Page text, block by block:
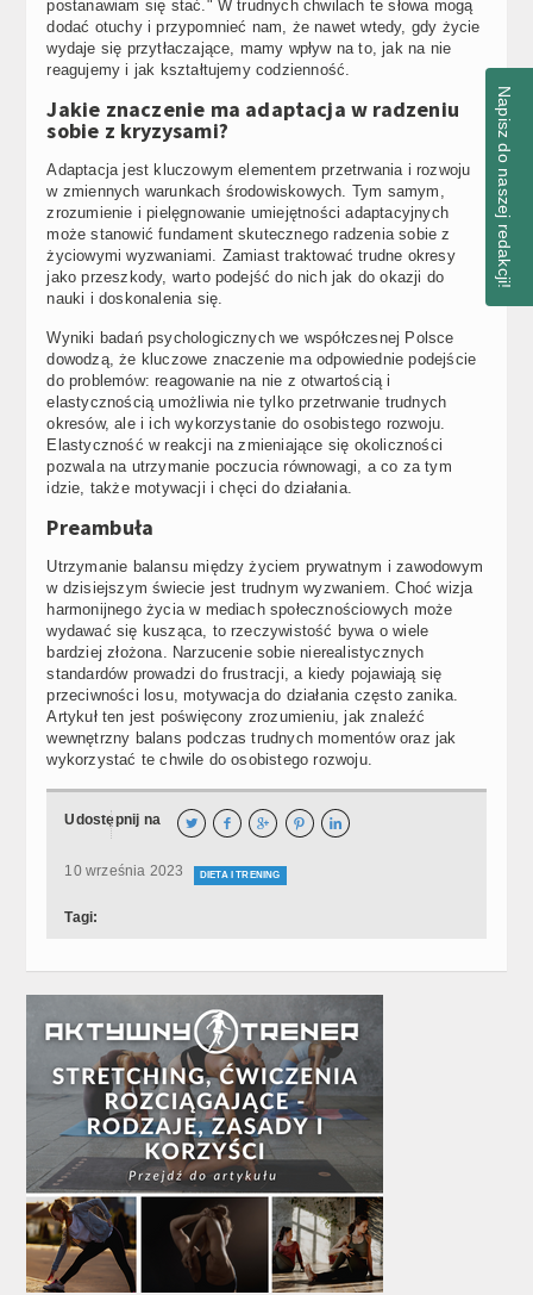
postanawiam się stać." W trudnych chwilach te słowa mogą
dodać otuchy i przypomnieć nam, że nawet wtedy, gdy życie
wydaje się przytłaczające, mamy wpływ na to, jak na nie
reagujemy i jak kształtujemy codzienność.
Jakie znaczenie ma adaptacja w radzeniu
sobie z kryzysami?
Adaptacja jest kluczowym elementem przetrwania i rozwoju
w zmiennych warunkach środowiskowych. Tym samym,
zrozumienie i pielęgnowanie umiejętności adaptacyjnych
może stanowić fundament skutecznego radzenia sobie z
życiowymi wyzwaniami. Zamiast traktować trudne okresy
jako przeszkody, warto podejść do nich jak do okazji do
nauki i doskonalenia się.
Wyniki badań psychologicznych we współczesnej Polsce
dowodzą, że kluczowe znaczenie ma odpowiednie podejście
do problemów: reagowanie na nie z otwartością i
elastycznością umożliwia nie tylko przetrwanie trudnych
okresów, ale i ich wykorzystanie do osobistego rozwoju.
Elastyczność w reakcji na zmieniające się okoliczności
pozwala na utrzymanie poczucia równowagi, a co za tym
idzie, także motywacji i chęci do działania.
Preambuła
Utrzymanie balansu między życiem prywatnym i zawodowym
w dzisiejszym świecie jest trudnym wyzwaniem. Choć wizja
harmonijnego życia w mediach społecznościowych może
wydawać się kusząca, to rzeczywistość bywa o wiele
bardziej złożona. Narzucenie sobie nierealistycznych
standardów prowadzi do frustracji, a kiedy pojawiają się
przeciwności losu, motywacja do działania często zanika.
Artykuł ten jest poświęcony zrozumieniu, jak znaleźć
wewnętrzny balans podczas trudnych momentów oraz jak
wykorzystać te chwile do osobistego rozwoju.
Udostępnij na     
10 września 2023 DIETA I TRENING
Tagi:
Napisz do naszej redakcji!